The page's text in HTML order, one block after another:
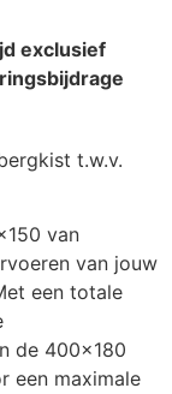
exclusief
t.w.v.
van
van jouw
een totale
de 400×180
een maximale